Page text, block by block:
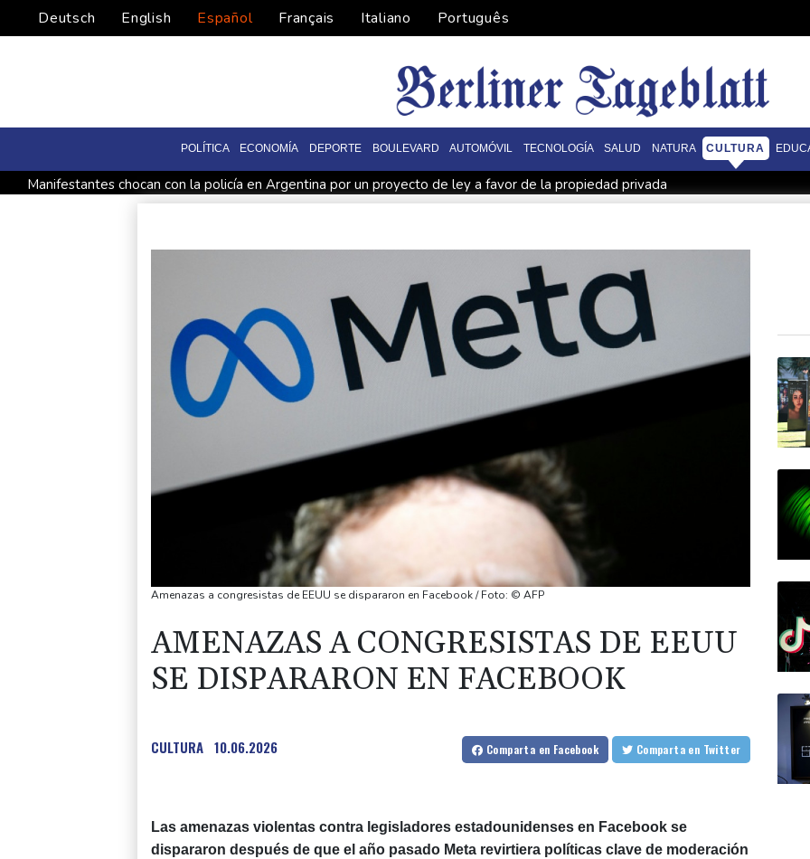
Deutsch English Español Français Italiano Português
POLÍTICA ECONOMÍA DEPORTE BOULEVARD AUTOMÓVIL TECNOLOGÍA SALUD NATURA CULTURA
Manifestantes chocan con la policía en Argentina por un proyecto de ley a favor de la propiedad privada
Las ganancias de Petrobras se duplican por una producción récord y los precios del petróleo
EEUU impone 15% a
Arabia Saudita, Turquía y Pakistán firmarán un acuerdo de defensa, según fuentes cercanas
La mayoría de adolescentes
Las Grandes Ligas sancionan a un relevista y al entrenador de los Marineros por una pelea
Amenazas a congresistas de EEUU se dispararon en Facebook / Foto: © AFP
AMENAZAS A CONGRESISTAS DE EEUU
SE DISPARARON EN FACEBOOK
CULTURA 10.06.2026 Comparta en Facebook Comparta en Twitter
Las amenazas violentas contra legisladores estadounidenses en Facebook se
dispararon después de que el año pasado Meta revirtiera políticas clave de moderación